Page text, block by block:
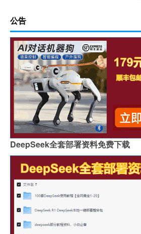
公告
DeepSeek全套部署资料免费下载